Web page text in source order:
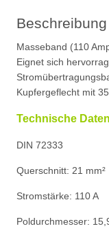
Beschreibung
Masseband (110
Eignet sich
Kupfergeflecht mit
Technische Daten
DIN 72333
Querschnitt: 21 mm²
Stromstärke: 110 A
Poldurchmesser: